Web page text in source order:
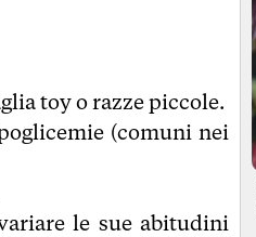
toy o razze piccole.
(comuni nei
le sue abitudini